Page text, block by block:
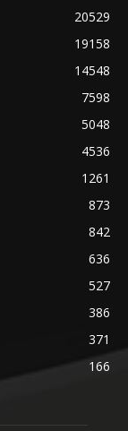
20529
19158
14548
7598
5048
4536
1261
873
842
636
527
386
371
166